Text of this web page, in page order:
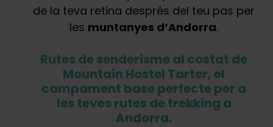
de la teva retina després del teu pas per
les muntanyes d’Andorra.
Rutes de senderisme al costat de
Mountain Hostel Tarter, el
campament base perfecte per a
les teves rutes de trekking a
Andorra.